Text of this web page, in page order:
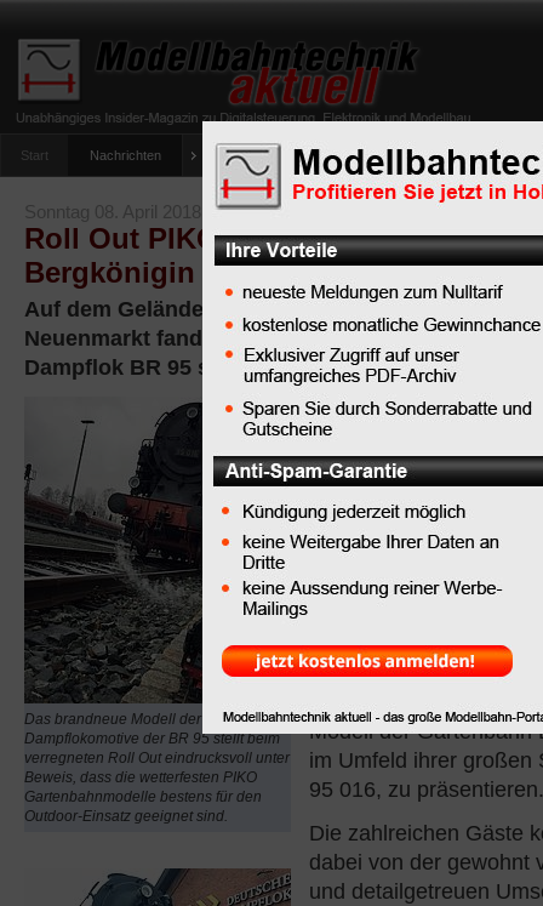
Start Nachrichten Tipps Newsletter Archiv Magazin
umfrage-viessmann-multiprotokoll-lichtdecoder
Sonntag 08. April 2018
Roll Out PIKO Gartenbahn-Dampflok
Bergkönigin rollt an
Auf dem Gelände des Deutschen
Neuenmarkt fand der Roll Out der neuen PIKO
Dampflok BR 95 statt
Das brandneue Modell der
Dampflokomotive der BR 95 stellt beim
verregneten Roll Out eindrucksvoll unter
Beweis, dass die wetterfesten PIKO
Gartenbahnmodelle bestens für den
Outdoor-Einsatz geeignet sind.
Das Museum in
Neuenmarkt
beherbergt
eine Vielzahl
imposanter
die legendäre
Der Sonneberger
eines Roll Outs, um
Medienvertretern sowie
aus der Region
Modell der Gartenbahn
im Umfeld ihrer großen
95 016, zu präsentieren.
Die zahlreichen Gäste
dabei von der gewohnt
und detailgetreuen